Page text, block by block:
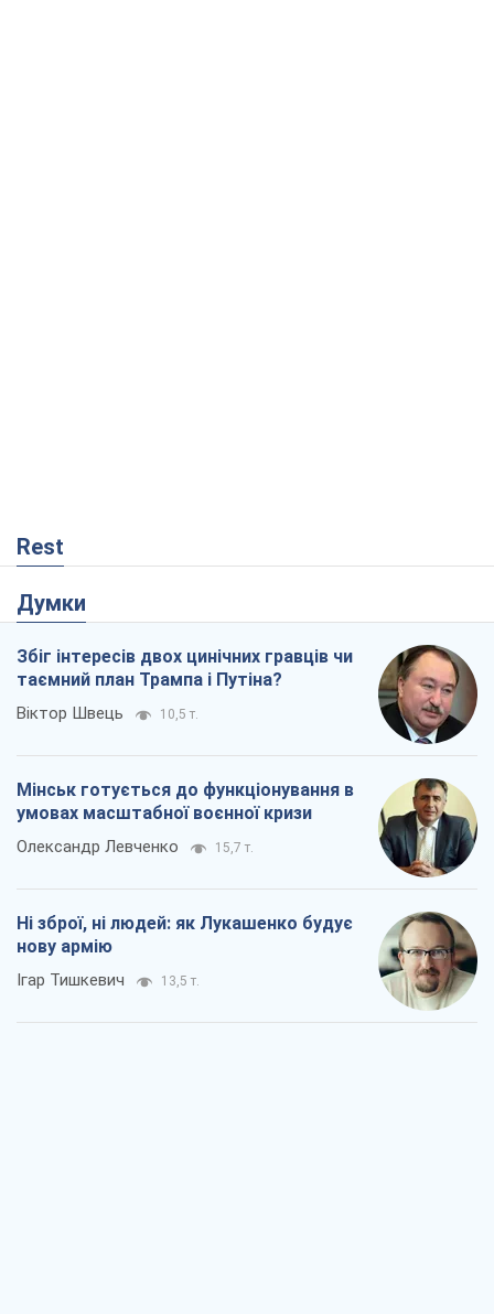
Rest
Думки
Збіг інтересів двох цинічних гравців чи
таємний план Трампа і Путіна?
Віктор Швець 10,5 т.
Мінськ готується до функціонування в
умовах масштабної воєнної кризи
Олександр Левченко 15,7 т.
Ні зброї, ні людей: як Лукашенко будує
нову армію
Ігар Тишкевич 13,5 т.